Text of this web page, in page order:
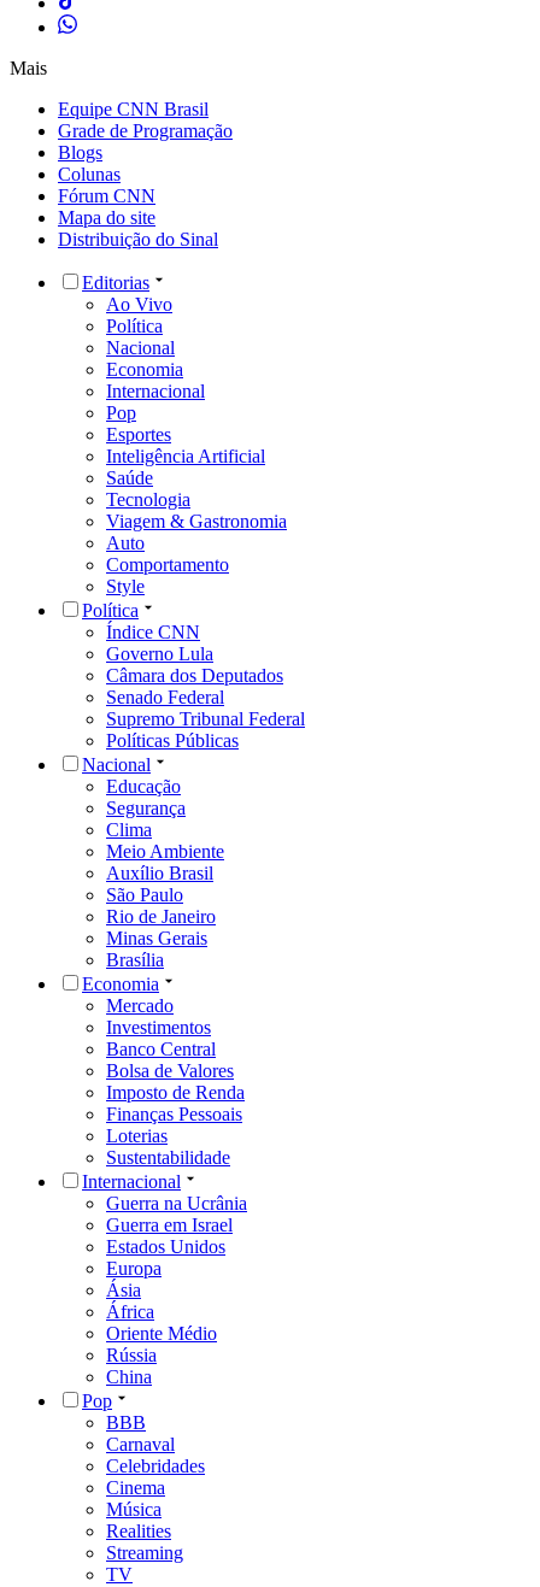
Mais
Equipe CNN Brasil
Grade de Programação
Blogs
Colunas
Fórum CNN
Mapa do site
Distribuição do Sinal
Editorias
Ao Vivo
Política
Nacional
Economia
Internacional
Pop
Esportes
Inteligência Artificial
Saúde
Tecnologia
Viagem & Gastronomia
Auto
Comportamento
Style
Política
Índice CNN
Governo Lula
Câmara dos Deputados
Senado Federal
Supremo Tribunal Federal
Políticas Públicas
Nacional
Educação
Segurança
Clima
Meio Ambiente
Auxílio Brasil
São Paulo
Rio de Janeiro
Minas Gerais
Brasília
Economia
Mercado
Investimentos
Banco Central
Bolsa de Valores
Imposto de Renda
Finanças Pessoais
Loterias
Sustentabilidade
Internacional
Guerra na Ucrânia
Guerra em Israel
Estados Unidos
Europa
Ásia
África
Oriente Médio
Rússia
China
Pop
BBB
Carnaval
Celebridades
Cinema
Música
Realities
Streaming
TV